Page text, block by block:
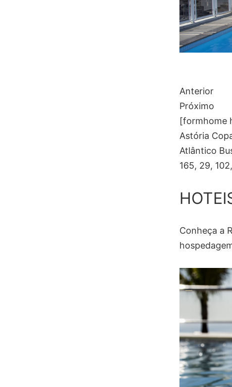
Anterior
Próximo
[formhome
Astória
Atlântico
165, 29,
Conheça a